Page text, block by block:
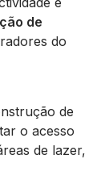
de
do
de
o acesso
de lazer,